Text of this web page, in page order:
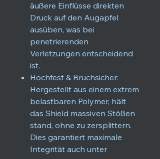
äußere Einflüsse direkten
Druck auf den Augapfel
ausüben, was bei
penetrierenden
Verletzungen entscheidend
ist.
Hochfest & Bruchsicher:
Hergestellt aus einem extrem
belastbaren Polymer, hält
das Shield massiven Stößen
stand, ohne zu zersplittern.
Dies garantiert maximale
Integrität auch unter